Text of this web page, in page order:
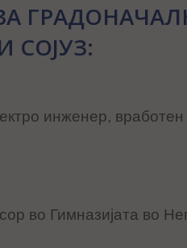
СОЈУЗ:
инженер,
во Гимназијата во